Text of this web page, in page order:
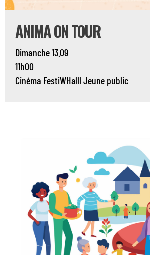
ANIMA ON TOUR
Dimanche 13.09
11h00
Cinéma FestiWHalll Jeune public